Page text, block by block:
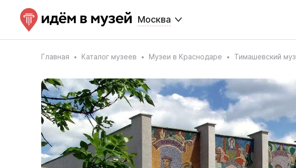
Москва
Главная Каталог музеев Музеи в Краснодаре Тимашевский